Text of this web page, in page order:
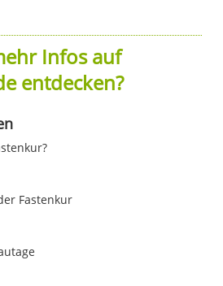
Infos auf
entdecken?
Fastenkur